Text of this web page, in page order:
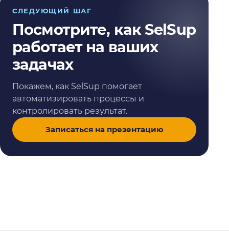
СЛЕДУЮЩИЙ ШАГ
Посмотрите, как SelSup
работает на ваших
задачах
Покажем, как SelSup помогает
автоматизировать процессы и
контролировать результат.
Записаться на презентацию